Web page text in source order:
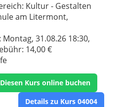
Kultur - Gestalten
am Litermont,
31.08.26 18:30,
14,00 €
Diesen Kurs online buchen
Details zu Kurs 04004